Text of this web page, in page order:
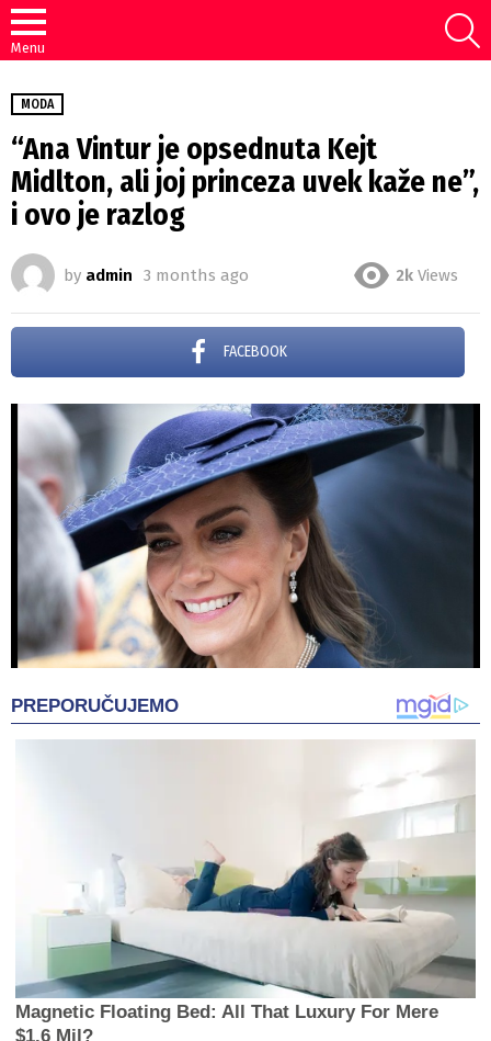
Menu
MODA
“Ana Vintur je opsednuta Kejt
Midlton, ali joj princeza uvek kaže ne”,
i ovo je razlog
by admin 3 months ago 2k Views
FACEBOOK